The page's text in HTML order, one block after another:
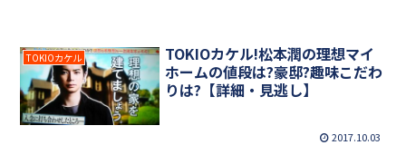
TOKIOカケル
TOKIOカケル!松本潤の理想マイ
ホームの値段は?豪邸?趣味こだわ
りは?【詳細・見逃し】
2017.10.03